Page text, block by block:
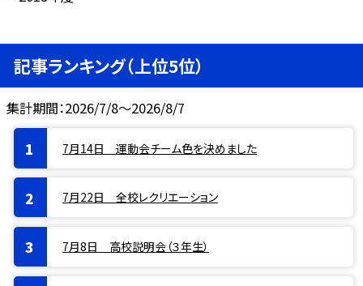
記事ランキング（上位5位）
集計期間：2026/7/8～2026/8/7
7月14日 運動会チーム色を決めました
7月22日 全校レクリエーション
7月8日 高校説明会（３年生）